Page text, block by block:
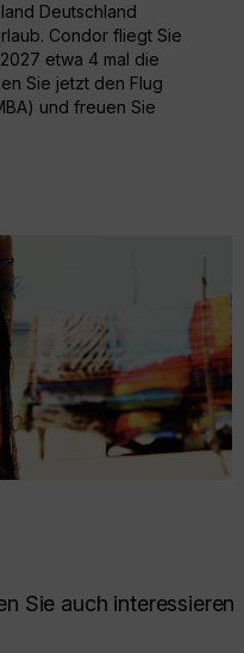
Deutschland
Condor fliegt Sie
etwa 4 mal die
Sie jetzt den Flug
und freuen Sie
Sie auch interessieren